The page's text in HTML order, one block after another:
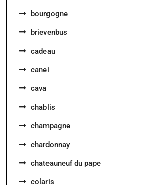
bourgogne
brievenbus
cadeau
canei
cava
chablis
champagne
chardonnay
chateauneuf du pape
colaris